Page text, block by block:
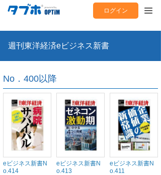
ログイン
週刊東洋経済eビジネス新書
No．400以降
eビジネス新書N
o.414
eビジネス新書N
o.413
eビジネス新書N
o.411